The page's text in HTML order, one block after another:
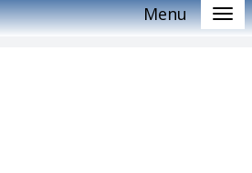
Menu